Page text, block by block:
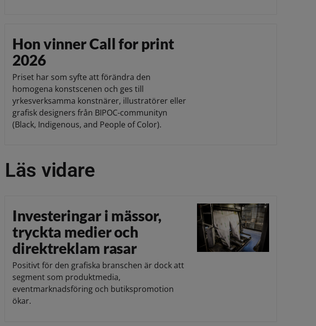
Hon vinner Call for print
2026
Priset har som syfte att förändra den
homogena konstscenen och ges till
yrkesverksamma konstnärer, illustratörer eller
grafisk designers från BIPOC-communityn
(Black, Indigenous, and People of Color).
Läs vidare
Investeringar i mässor,
tryckta medier och
direktreklam rasar
Positivt för den grafiska branschen är dock att
segment som produktmedia,
eventmarknadsföring och butikspromotion
ökar.